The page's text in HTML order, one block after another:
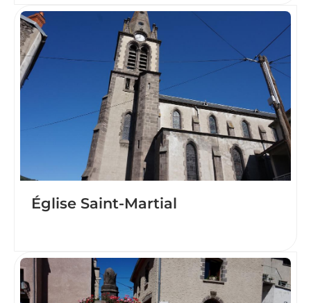
Église Saint-Martial